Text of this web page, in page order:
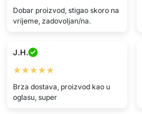
Dobar proizvod, stigao skoro na
vrijeme, zadovoljan/na.
J.H.
★★★★★
Brza dostava, proizvod kao u
oglasu, super